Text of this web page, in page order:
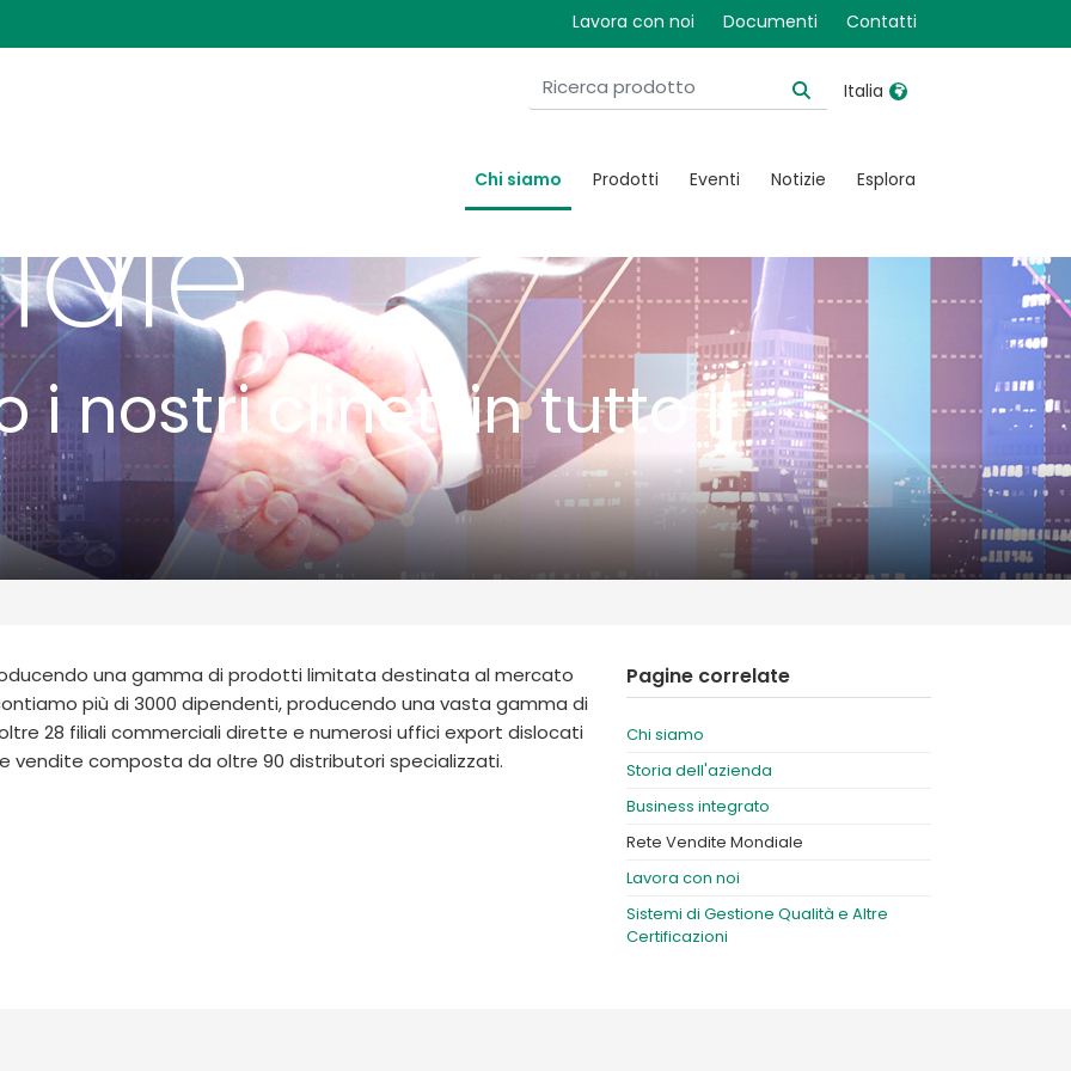
Lavora con noi Documenti Contatti
Italia
België, Nederlands
Belgique, Français
Canada, English
Canada, Français
China
Colombia
Denmark
Malaysia
Mexico
Nederlands
Norway
Portugal
Russia
Sweden
International English
Chi siamo Prodotti Eventi Notizie Esplora
i nostri clineti in tutto il
una gamma di prodotti limitata destinata al mercato
più di 3000 dipendenti, producendo una vasta gamma di
28 filiali commerciali dirette e numerosi uffici export dislocati
composta da oltre 90 distributori specializzati.
Pagine correlate
Chi siamo
Storia dell'azienda
Business integrato
Rete Vendite Mondiale
Lavora con noi
Sistemi di Gestione Qualità e Altre
Certificazioni